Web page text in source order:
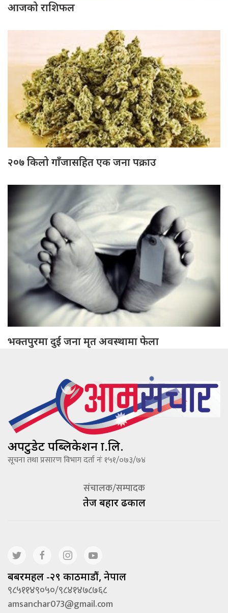
आजको राशिफल
२०७ किलो गाँजासहित एक जना पक्राउ
भक्तपुरमा दुई जना मृत अवस्थामा फेला
अपटुडेट पब्लिकेशन प्रा.लि.
सूचना तथा प्रसारण विभाग दर्ता नंः १५१/०७३/७४
संचालक/सम्पादक
तेज बहादूर ढकाल
बबरमहल -२९ काठमाडौं, नेपाल
९८५११४९०५०/९८४१४७८७६८
amsanchar073@gmail.com